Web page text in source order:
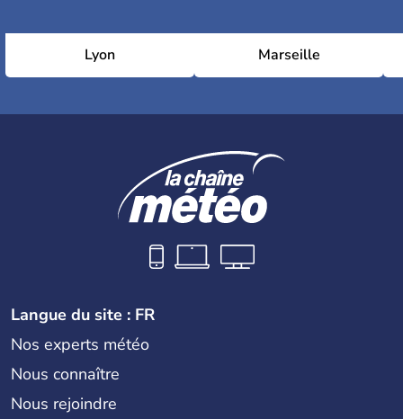
Lyon Marseille
Langue du site : FR
Nos experts météo
Nous connaître
Nous rejoindre